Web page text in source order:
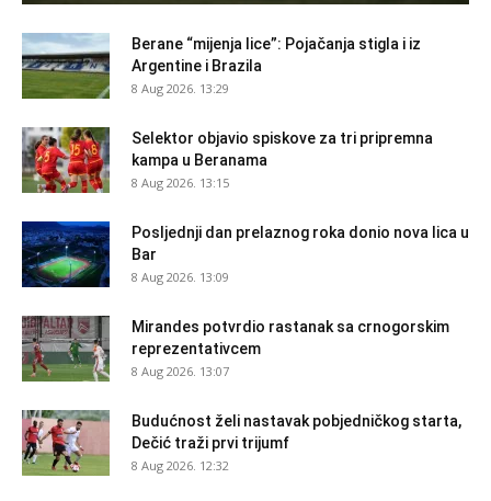
Berane “mijenja lice”: Pojačanja stigla i iz
Argentine i Brazila
8 Aug 2026. 13:29
Selektor objavio spiskove za tri pripremna
kampa u Beranama
8 Aug 2026. 13:15
Posljednji dan prelaznog roka donio nova lica u
Bar
8 Aug 2026. 13:09
Mirandes potvrdio rastanak sa crnogorskim
reprezentativcem
8 Aug 2026. 13:07
Budućnost želi nastavak pobjedničkog starta,
Dečić traži prvi trijumf
8 Aug 2026. 12:32